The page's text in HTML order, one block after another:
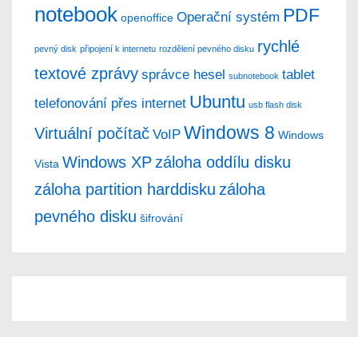
notebook openoffice Operační systém PDF
pevný disk připojení k internetu rozdělení pevného disku rychlé
textové zprávy správce hesel subnotebook tablet
telefonování přes internet Ubuntu usb flash disk
Virtuální počítač VoIP Windows 8 Windows
Vista Windows XP záloha oddílu disku
záloha partition harddisku záloha
pevného disku šifrování